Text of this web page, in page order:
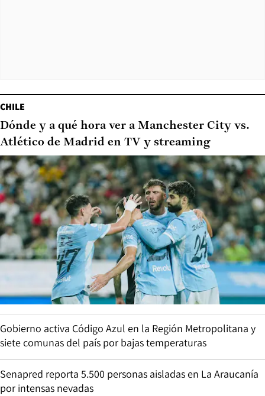
CHILE
Dónde y a qué hora ver a Manchester City vs.
Atlético de Madrid en TV y streaming
Gobierno activa Código Azul en la Región Metropolitana y
siete comunas del país por bajas temperaturas
Senapred reporta 5.500 personas aisladas en La Araucanía
por intensas nevadas